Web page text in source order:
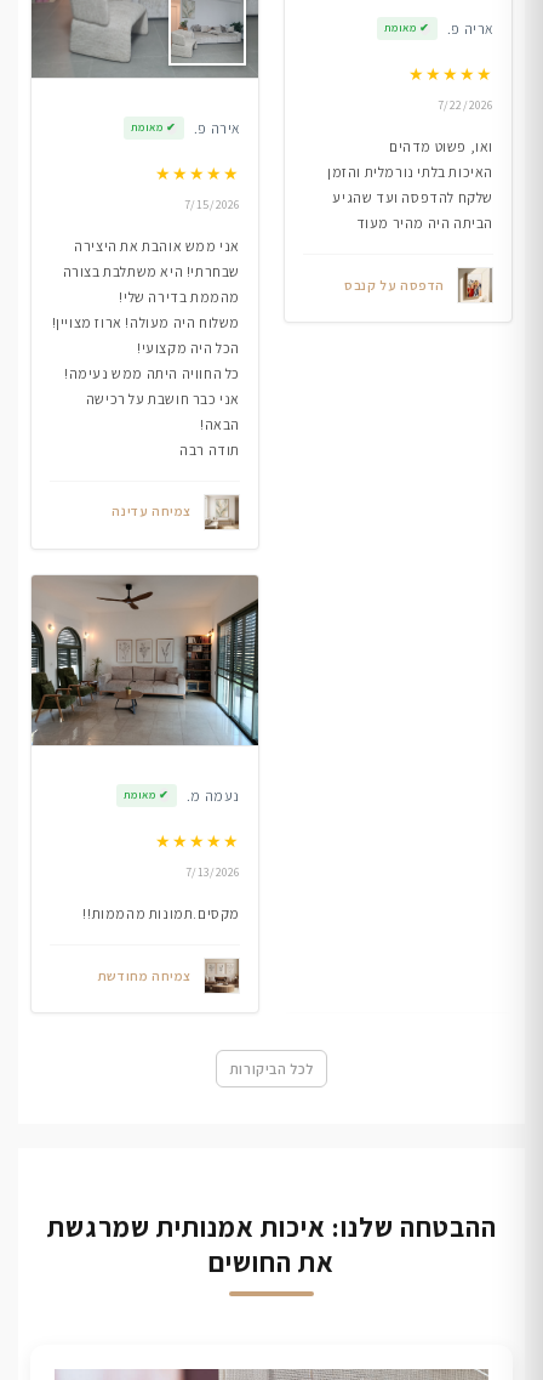
אריה פ. ✔ מאומת
★★★★★
7/22/2026
ואו, פשוט מדהים
האיכות בלתי נורמלית והזמן
שלקח להדפסה ועד שהגיע
הביתה היה מהיר מעוד
הדפסה על קנבס
אירה פ. ✔ מאומת
★★★★★
7/15/2026
אני ממש אוהבת את היצירה
שבחרתי! היא משתלבת בצורה
מהממת בדירה שלי!
משלוח היה מעולה! ארוז מצויין!
הכל היה מקצועי!
כל החוויה היתה ממש נעימה!
אני כבר חושבת על רכישה
הבאה!
תודה רבה
צמיחה עדינה
נעמה מ. ✔ מאומת
★★★★★
7/13/2026
מקסים.תמונות מהממות!!
צמיחה מחודשת
לכל הביקורות
ההבטחה שלנו: איכות אמנותית שמרגשת
את החושים